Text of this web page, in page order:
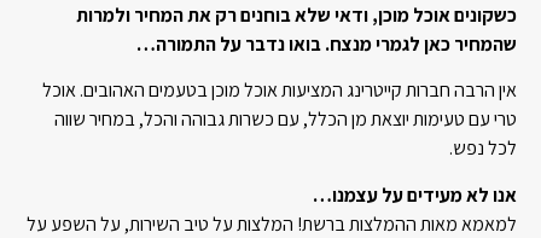
כשקונים אוכל מוכן, ודאי שלא בוחנים רק את המחיר ולמרות
שהמחיר כאן לגמרי מנצח. בואו נדבר על התמורה…
אין הרבה חברות קייטרינג המציעות אוכל מוכן בטעמים האהובים. אוכל
טרי עם טעימות יוצאת מן הכלל, עם כשרות גבוהה והכל, במחיר שווה
לכל נפש.
אנו לא מעידים על עצמנו…
למאמא מאות ההמלצות ברשת! המלצות על טיב השירות, על השפע על